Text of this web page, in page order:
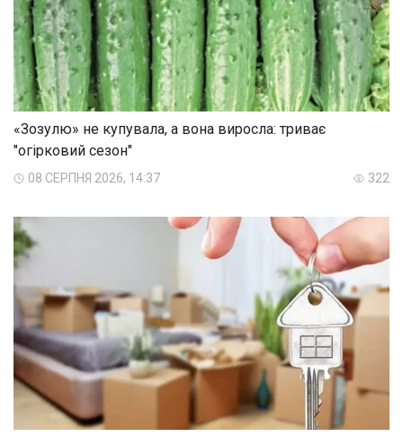
«Зозулю» не купувала, а вона виросла: триває
"огірковий сезон"
08 СЕРПНЯ 2026, 14:37 322